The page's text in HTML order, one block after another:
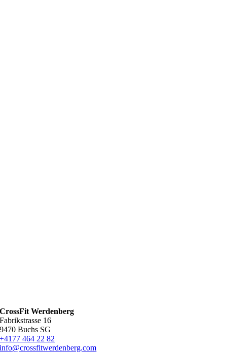
CrossFit Werdenberg
Fabrikstrasse 16
9470 Buchs SG
+4177 464 22 82
info@crossfitwerdenberg.com